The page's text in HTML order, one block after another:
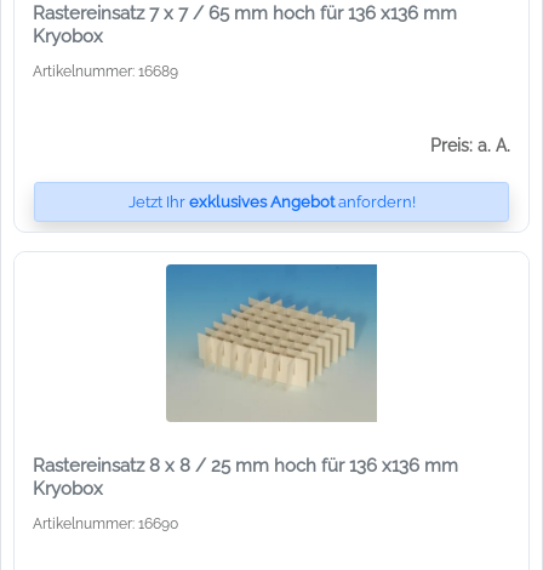
Rastereinsatz 7 x 7 / 65 mm hoch für 136 x136 mm
Kryobox
Artikelnummer: 16689
Preis: a. A.
Jetzt Ihr exklusives Angebotanfordern!
Rastereinsatz 8 x 8 / 25 mm hoch für 136 x136 mm
Kryobox
Artikelnummer: 16690